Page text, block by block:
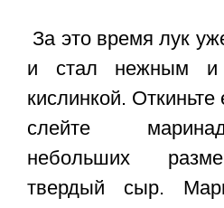
За это время лук
и стал нежным и
кислинкой.
слейте
небольших
твердый сыр.